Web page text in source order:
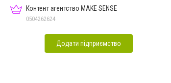
Контент агентство MAKE SENSE
0504262624
Додати підприємство